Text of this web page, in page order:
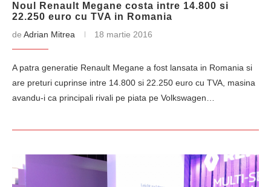
Noul Renault Megane costa intre 14.800 si
22.250 euro cu TVA in Romania
de Adrian Mitrea 18 martie 2016
A patra generatie Renault Megane a fost lansata in Romania si
are preturi cuprinse intre 14.800 si 22.250 euro cu TVA, masina
avandu-i ca principali rivali pe piata pe Volkswagen…